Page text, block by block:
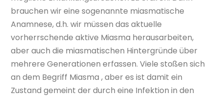
brauchen wir eine sogenannte miasmatische
Anamnese, d.h. wir müssen das aktuelle
vorherrschende aktive Miasma herausarbeiten,
aber auch die miasmatischen Hintergründe über
mehrere Generationen erfassen. Viele stoßen sich
an dem Begriff Miasma , aber es ist damit ein
Zustand gemeint der durch eine Infektion in den